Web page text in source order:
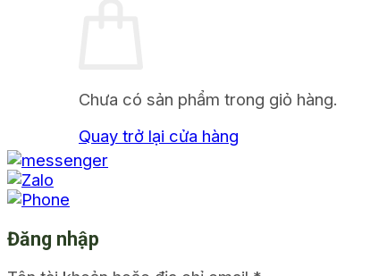
Chưa có sản phẩm trong giỏ hàng.
Quay trở lại cửa hàng
Đăng nhập